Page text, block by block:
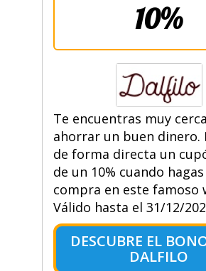
10%
Te encuentras muy
ahorrar un buen dinero.
de forma directa un
de un 10% cuando
compra en este famoso
Válido hasta el 31/12/
DESCUBRE EL
DALFILO